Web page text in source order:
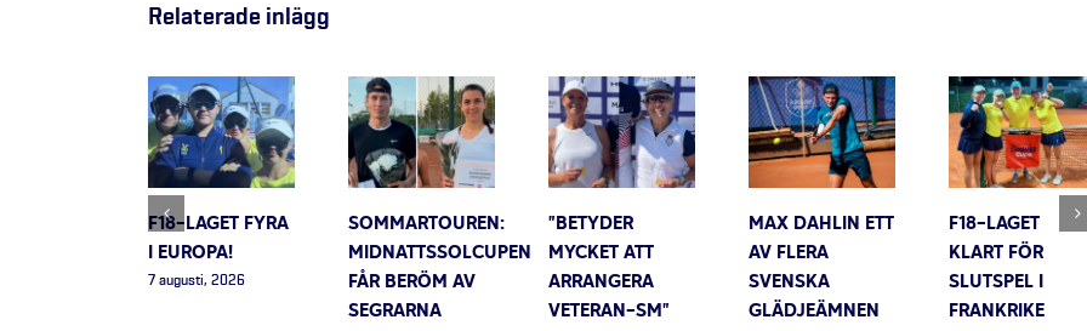
Relaterade inlägg
F18-LAGET FYRA
I EUROPA!
7 augusti, 2026
SOMMARTOUREN:
MIDNATTSSOLCUPEN
FÅR BERÖM AV
SEGRARNA
”BETYDER
MYCKET ATT
ARRANGERA
VETERAN-SM”
MAX DAHLIN ETT
AV FLERA
SVENSKA
GLÄDJEÄMNEN
F18-LAGET
KLART FÖR
SLUTSPEL I
FRANKRIKE